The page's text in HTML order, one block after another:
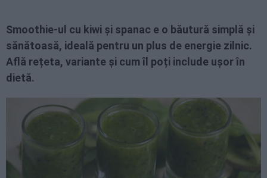
Smoothie-ul cu kiwi și spanac e o băutură simplă și
sănătoasă, ideală pentru un plus de energie zilnic.
Află rețeta, variante și cum îl poți include ușor în
dietă.